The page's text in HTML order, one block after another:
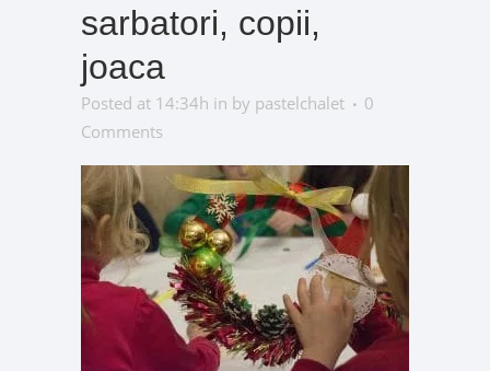
sarbatori, copii,
joaca
Posted at 14:34h in by pastelchalet
0
Comments